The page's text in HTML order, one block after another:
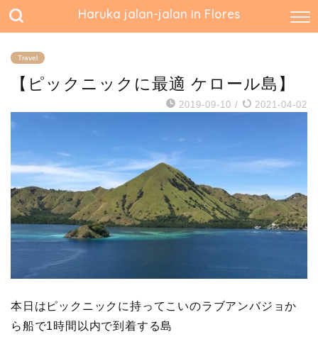
Haruka jalan-jalan in Flores
Travel
【ピックニックに最適 ケロール島】
2019-09-10 / 2021-04-02
本日はピックニックに持ってこいのラブアンバジョか
ら船で1時間以内で到着する島